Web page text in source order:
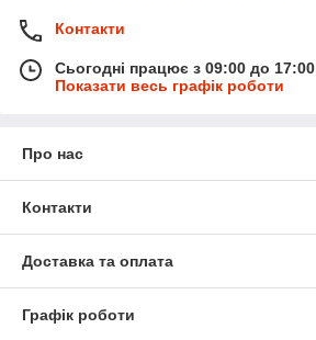
Контакти
Сьогодні працює з 09:00 до 17:00
Показати весь графік роботи
Про нас
Контакти
Доставка та оплата
Графік роботи